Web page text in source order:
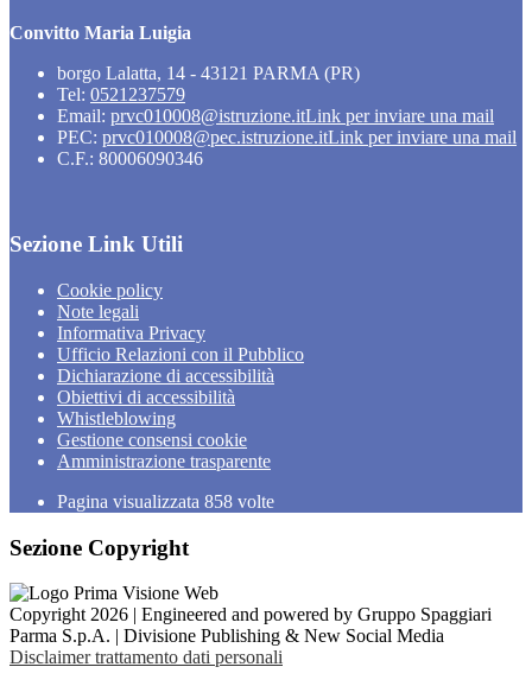
Convitto Maria Luigia
borgo Lalatta, 14 - 43121 PARMA (PR)
Tel: 0521237579
Email: prvc010008@istruzione.itLink per inviare una mail
PEC: prvc010008@pec.istruzione.itLink per inviare una mail
C.F.: 80006090346
Sezione Link Utili
Cookie policy
Note legali
Informativa Privacy
Ufficio Relazioni con il Pubblico
Dichiarazione di accessibilità
Obiettivi di accessibilità
Whistleblowing
Gestione consensi cookie
Amministrazione trasparente
Pagina visualizzata 858 volte
Sezione Copyright
Copyright 2026 | Engineered and powered by Gruppo Spaggiari
Parma S.p.A. | Divisione Publishing & New Social Media
Disclaimer trattamento dati personali